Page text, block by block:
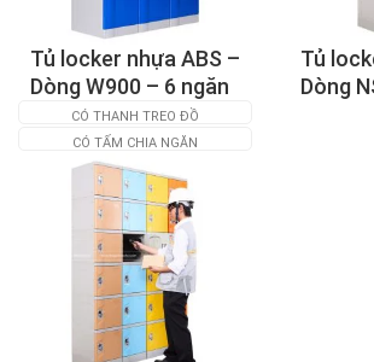
Tủ locker nhựa ABS –
Dòng W900 – 6 ngăn
CÓ THANH TREO ĐỒ
CÓ TẤM CHIA NGĂN
Tủ
Dòng